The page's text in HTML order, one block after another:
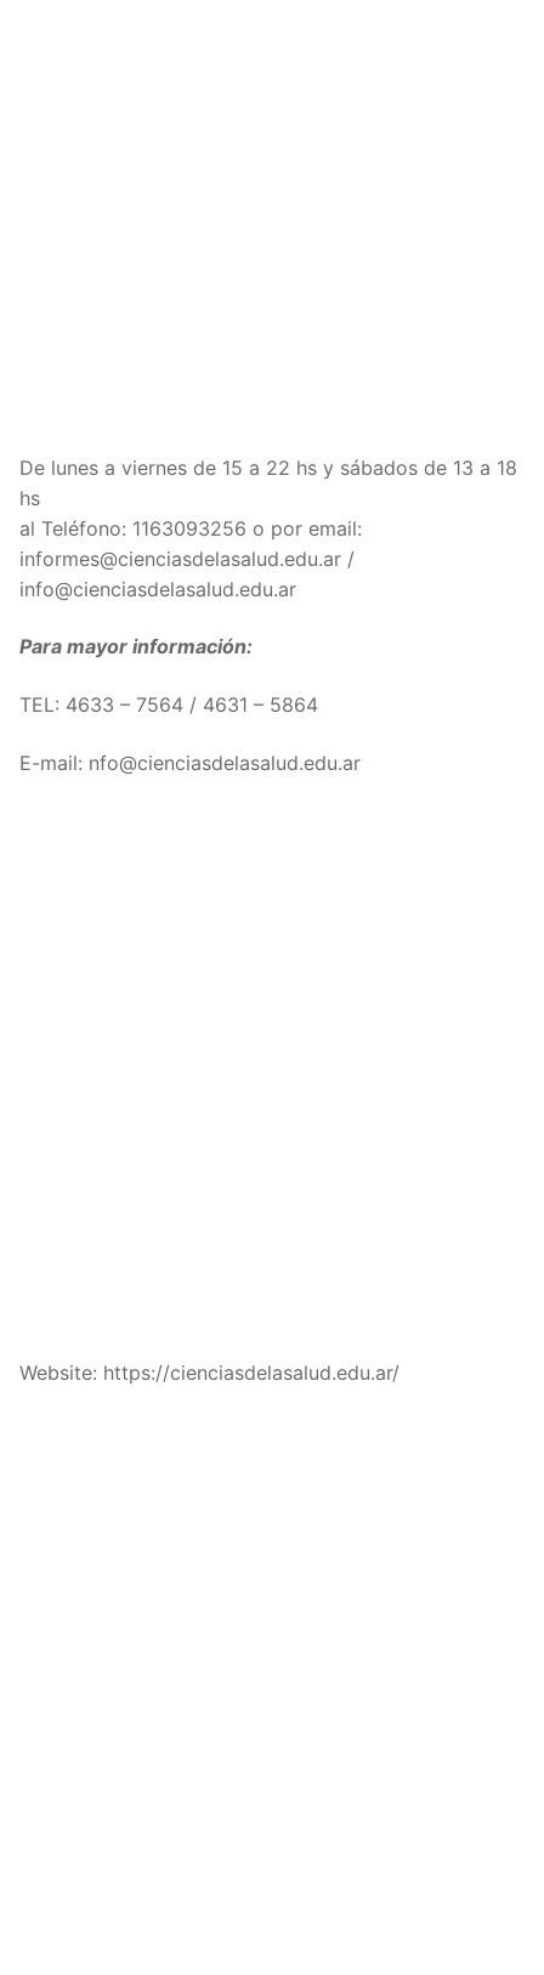
De lunes a viernes de 15 a 22 hs y sábados de 13 a 18
hs
al Teléfono: 1163093256 o por email:
informes@cienciasdelasalud.edu.ar /
info@cienciasdelasalud.edu.ar
Para mayor información:
TEL: 4633 – 7564 / 4631 – 5864
E-mail: nfo@cienciasdelasalud.edu.ar
Website: https://cienciasdelasalud.edu.ar/